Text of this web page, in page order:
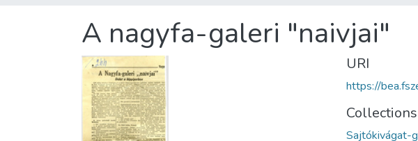
A nagyfa-galeri "naivjai"
URI
https://
Collections
Sajtókivágat-